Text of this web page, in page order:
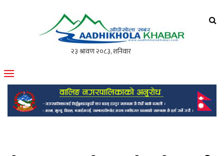
मोफसलकै लोकप्रिय अनलाइन पत्रिका